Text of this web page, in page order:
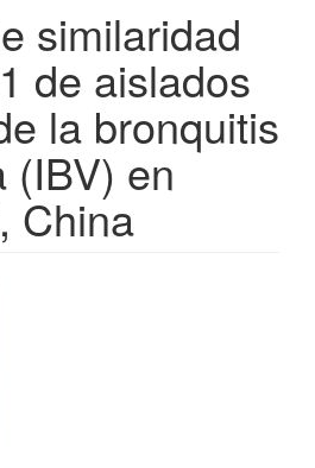
similaridad
de aislados
la bronquitis
(IBV) en
China